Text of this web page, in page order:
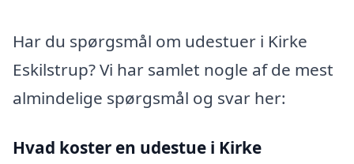
Har du spørgsmål om udestuer i Kirke
Eskilstrup? Vi har samlet nogle af de mest
almindelige spørgsmål og svar her:
Hvad koster en udestue i Kirke